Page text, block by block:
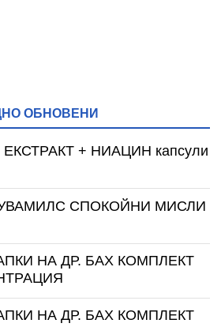
ОБНОВЕНИ
+ НИАЦИН капсули
СПОКОЙНИ МИСЛИ
НА ДР. БАХ КОМПЛЕКТ
НА ДР. БАХ КОМПЛЕКТ